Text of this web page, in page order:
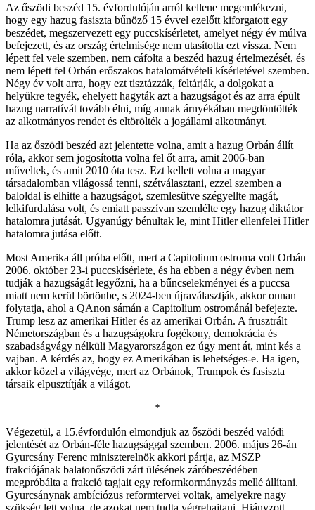
Az őszödi beszéd 15. évfordulóján arról kellene megemlékezni,
hogy egy hazug fasiszta bűnöző 15 évvel ezelőtt kiforgatott egy
beszédet, megszervezett egy puccskísérletet, amelyet négy év múlva
befejezett, és az ország értelmisége nem utasította ezt vissza. Nem
lépett fel vele szemben, nem cáfolta a beszéd hazug értelmezését, és
nem lépett fel Orbán erőszakos hatalomátvételi kísérletével szemben.
Négy év volt arra, hogy ezt tisztázzák, feltárják, a dolgokat a
helyükre tegyék, ehelyett hagyták azt a hazugságot és az arra épült
hazug narratívát tovább élni, míg annak árnyékában megdöntötték
az alkotmányos rendet és eltörölték a jogállami alkotmányt.
Ha az őszödi beszéd azt jelentette volna, amit a hazug Orbán állít
róla, akkor sem jogosította volna fel őt arra, amit 2006-ban
műveltek, és amit 2010 óta tesz. Ezt kellett volna a magyar
társadalomban világossá tenni, szétválasztani, ezzel szemben a
baloldal is elhitte a hazugságot, szemlesütve szégyellte magát,
lelkifurdalása volt, és emiatt passzívan szemlélte egy hazug diktátor
hatalomra jutását. Ugyanúgy bénultak le, mint Hitler ellenfelei Hitler
hatalomra jutása előtt.
Most Amerika áll próba előtt, mert a Capitolium ostroma volt Orbán
2006. október 23-i puccskísérlete, és ha ebben a négy évben nem
tudják a hazugságát legyőzni, ha a bűncselekményei és a puccsa
miatt nem kerül börtönbe, s 2024-ben újraválasztják, akkor onnan
folytatja, ahol a QAnon sámán a Capitolium ostrománál befejezte.
Trump lesz az amerikai Hitler és az amerikai Orbán. A frusztrált
Németországban és a hazugságokra fogékony, demokrácia és
szabadságvágy nélküli Magyarországon ez úgy ment át, mint kés a
vajban. A kérdés az, hogy ez Amerikában is lehetséges-e. Ha igen,
akkor közel a világvége, mert az Orbánok, Trumpok és fasiszta
társaik elpusztítják a világot.
*
Végezetül, a 15.évfordulón elmondjuk az őszödi beszéd valódi
jelentését az Orbán-féle hazugsággal szemben. 2006. május 26-án
Gyurcsány Ferenc miniszterelnök akkori pártja, az MSZP
frakciójának balatonőszödi zárt ülésének záróbeszédében
megpróbálta a frakció tagjait egy reformkormányzás mellé állítani.
Gyurcsánynak ambíciózus reformtervei voltak, amelyekre nagy
szükség lett volna, de azokat nem tudta végrehajtani. Hiányzott